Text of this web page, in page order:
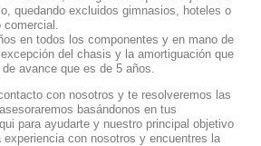
quedando excluidos gimnasios, hoteles o
en todos los componentes y en mano de
del chasis y la amortiguación que
avance que es de 5 años.
con nosotros y te resolveremos las
basándonos en tus
para ayudarte y nuestro principal objetivo
experiencia con nosotros y encuentres la